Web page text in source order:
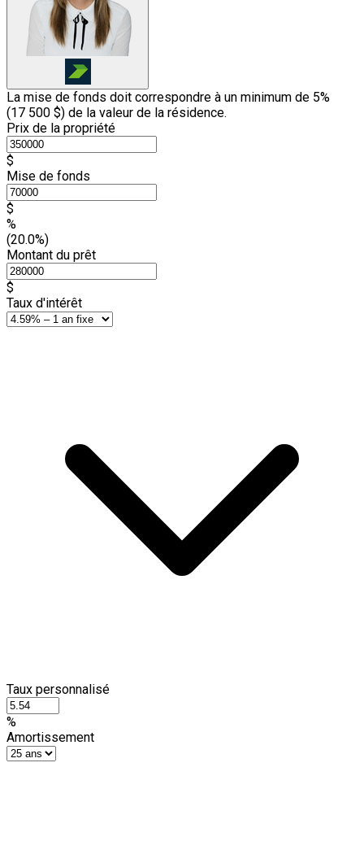
La mise de fonds doit correspondre à un minimum de 5%
(17 500 $) de la valeur de la résidence.
Prix de la propriété
$
Mise de fonds
$
%
(20.0%)
Montant du prêt
$
Taux d'intérêt
Taux personnalisé
%
Amortissement